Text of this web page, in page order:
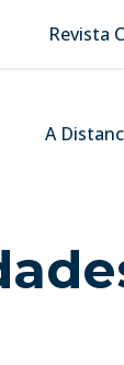
Revista
A